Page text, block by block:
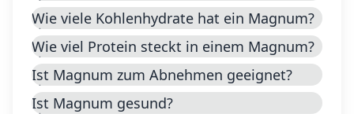
Wie viele Kohlenhydrate hat ein Magnum?
Wie viel Protein steckt in einem Magnum?
Ist Magnum zum Abnehmen geeignet?
Ist Magnum gesund?